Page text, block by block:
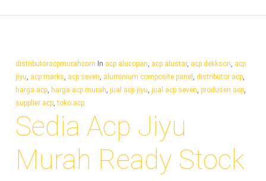
distributoracpmurahcom In acp alucopan acp alustar, acp dekkson acp
jiyu acp marks acp seven aluminium composite panel distributor acp,
harga acp, harga acp murah jual acp jiyu jual acp seven produsen acp,
supplier acp,toko acp
Sedia Acp Jiyu
Murah Ready Stock